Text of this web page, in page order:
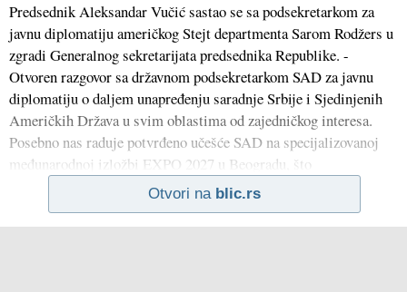
Predsednik Aleksandar Vučić sastao se sa podsekretarkom za
javnu diplomatiju američkog Stejt departmenta Sarom Rodžers u
zgradi Generalnog sekretarijata predsednika Republike. -
Otvoren razgovor sa državnom podsekretarkom SAD za javnu
diplomatiju o daljem unapređenju saradnje Srbije i Sjedinjenih
Američkih Država u svim oblastima od zajedničkog interesa.
Posebno nas raduje potvrđeno učešće SAD na specijalizovanoj
međunarodnoj izložbi EXPO 2027 u Beogradu, što
Otvori na blic.rs